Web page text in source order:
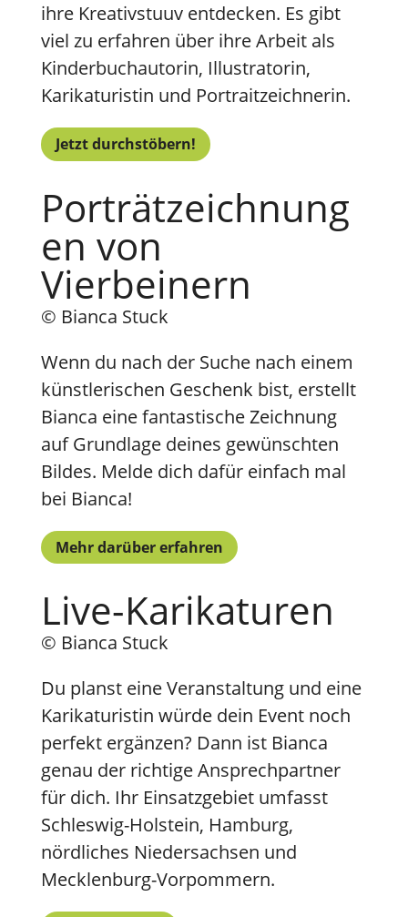
ihre Kreativstuuv entdecken. Es gibt
viel zu erfahren über ihre Arbeit als
Kinderbuchautorin, Illustratorin,
Karikaturistin und Portraitzeichnerin.
Jetzt durchstöbern!
Porträtzeichnung
en von
Vierbeinern
© Bianca Stuck
Wenn du nach der Suche nach einem
künstlerischen Geschenk bist, erstellt
Bianca eine fantastische Zeichnung
auf Grundlage deines gewünschten
Bildes. Melde dich dafür einfach mal
bei Bianca!
Mehr darüber erfahren
Live-Karikaturen
© Bianca Stuck
Du planst eine Veranstaltung und eine
Karikaturistin würde dein Event noch
perfekt ergänzen? Dann ist Bianca
genau der richtige Ansprechpartner
für dich. Ihr Einsatzgebiet umfasst
Schleswig-Holstein, Hamburg,
nördliches Niedersachsen und
Mecklenburg-Vorpommern.